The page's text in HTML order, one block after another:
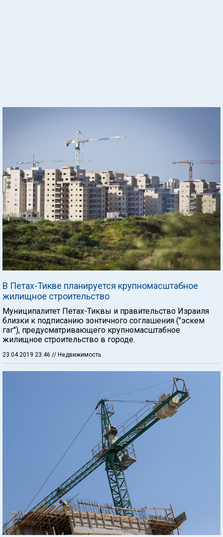
В Петах-Тикве планируется крупномасштабное
жилищное строительство
Муниципалитет Петах-Тиквы и правительство Израиля
близки к подписанию зонтичного соглашения ("эскем
гаг"), предусматривающего крупномасштабное
жилищное строительство в городе.
23.04.2019 23:46 // Недвижимость